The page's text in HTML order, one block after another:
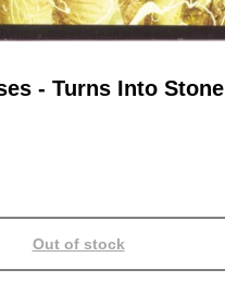
- Turns Into Stone
Out of stock